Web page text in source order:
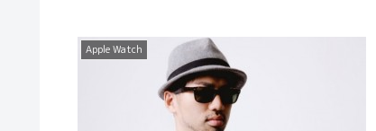
Apple Watch